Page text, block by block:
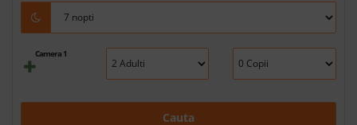
Camera 1
Cauta